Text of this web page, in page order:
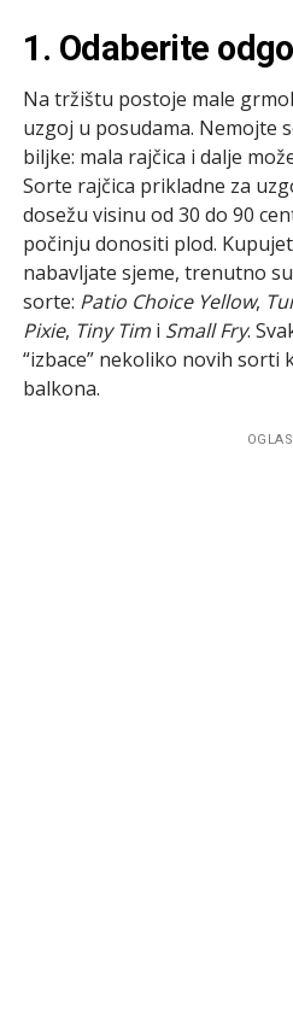
1. Odaberite
Na tržištu postoje male
uzgoj u posudama. Nemojte
biljke: mala rajčica i dalje
Sorte rajčica prikladne za
dosežu visinu od 30 do 90
počinju donositi plod.
nabavljate sjeme, trenutno
sorte: Patio Choice Yellow,
Pixie, Tiny Timi Small Fry.
“izbace” nekoliko novih sorti
balkona.
OGLAS